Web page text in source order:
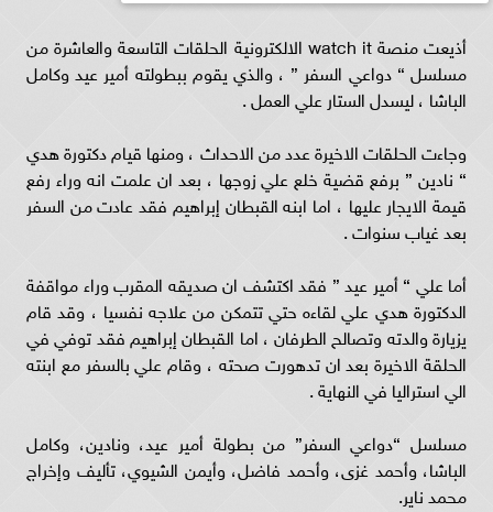
أذيعت منصة watch it الالكترونية الحلقات التاسعة والعاشرة من
مسلسل “ دواعي السفر ” ، والذي يقوم ببطولته أمير عيد وكامل
الباشا ، ليسدل الستار علي العمل .
وجاءت الحلقات الاخيرة عدد من الاحداث ، ومنها قيام دكتورة هدي
“ نادين ” برفع قضية خلع علي زوجها ، بعد ان علمت انه وراء رفع
قيمة الايجار عليها ، اما ابنه القبطان إبراهيم فقد عادت من السفر
بعد غياب سنوات .
أما علي “ أمير عيد ” فقد اكتشف ان صديقه المقرب وراء مواقفة
الدكتورة هدي علي لقاءه حتي تتمكن من علاجه نفسيا ، وقد قام
يزيارة والدته وتصالح الطرفان ، اما القبطان إبراهيم فقد توفي في
الحلقة الاخيرة بعد ان تدهورت صحته ، وقام علي بالسفر مع ابنته
الي استراليا في النهاية .
مسلسل “دواعي السفر” من بطولة أمير عيد، ونادين، وكامل
الباشا، وأحمد غزى، وأحمد فاضل، وأيمن الشيوي، تأليف وإخراج
محمد ناير.